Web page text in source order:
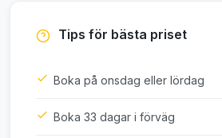
Tips för bästa priset
Boka på onsdag eller lördag
Boka 33 dagar i förväg